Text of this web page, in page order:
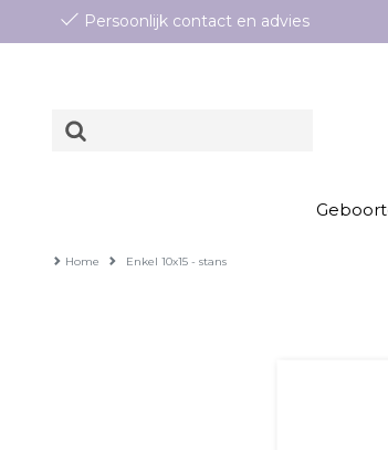
Persoonlijk contact en advies
Home Enkel 10x15 - stans